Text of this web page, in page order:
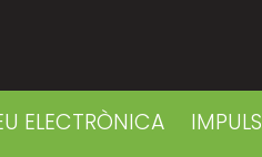
ELECTRÒNICA